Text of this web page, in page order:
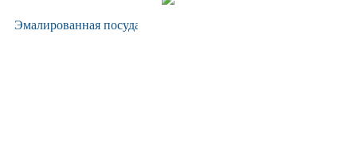
Эмалированная посуда